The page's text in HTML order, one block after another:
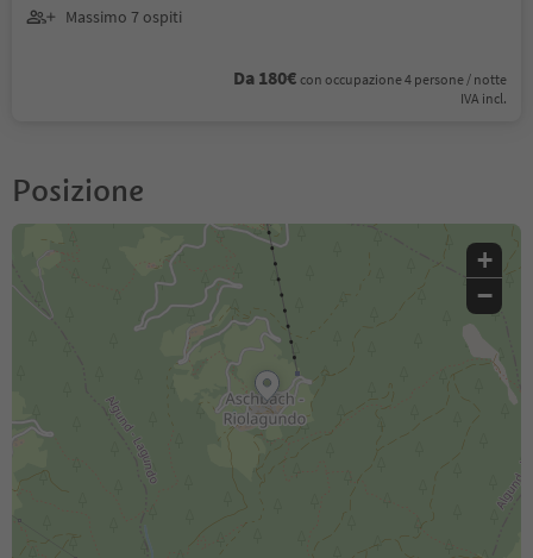
Massimo 7 ospiti
Da 180€ con occupazione 4 persone / notte
IVA incl.
Posizione
+
−